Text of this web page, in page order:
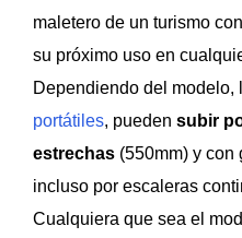
maletero de un turismo
su próximo uso en
Dependiendo del modelo,
portátiles, pueden subir
estrechas (550mm) y con
incluso por escaleras
Cualquiera que sea el